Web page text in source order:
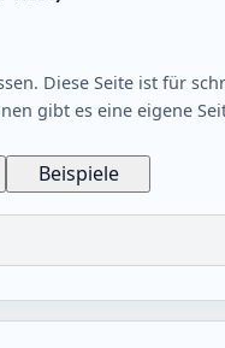
Diese Seite ist für
gibt es eine eigene
Beispiele